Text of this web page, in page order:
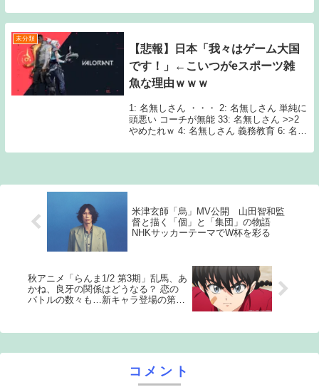
いぞｗｗ」 「関西やってない」 「なんで
関東限定？」 夜神月「...
未分類
【悲報】日本「我々はゲーム大国
です！」←こいつがeスポーツ雑
魚な理由ｗｗｗ
1: 名無しさん ・・・ 2: 名無しさん 単純に
頭悪い コーチが無能 33: 名無しさん >>2
やめたれｗ 4: 名無しさん 義務教育 6: 名無
7: 名無しさん 普通に強いやん格ゲーとか
米津玄師「烏」MV公開 山田智和監
督と描く「個」と「集団」の物語
NHKサッカーテーマでW杯を彩る
秋アニメ「らんま1/2 第3期」乱馬、あ
かね、良牙の関係はどうなる？ 恋の
バトルの数々も…新キャラ登場の第2
コメント